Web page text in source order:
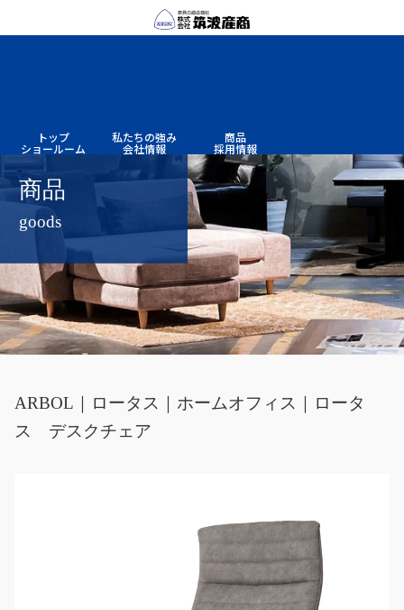
トップ 私たちの強み 商品
ショールーム 会社情報 採用情報
商品
goods
ARBOL｜ロータス｜ホームオフィス｜ロータ
ス デスクチェア